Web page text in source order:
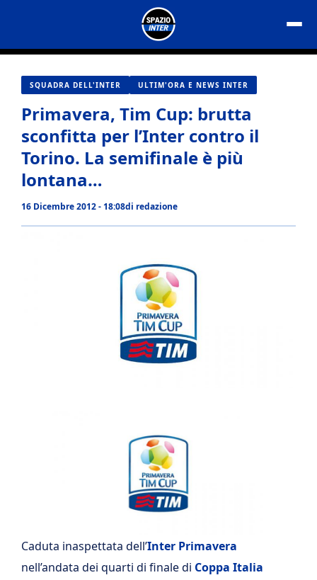
contenuto
SQUADRA DELL'INTER ULTIM'ORA E NEWS INTER
Primavera, Tim Cup: brutta
sconfitta per l’Inter contro il
Torino. La semifinale è più
lontana…
16 Dicembre 2012 - 18:08di redazione
Caduta inaspettata dell’Inter Primavera
nell’andata dei quarti di finale di Coppa Italia